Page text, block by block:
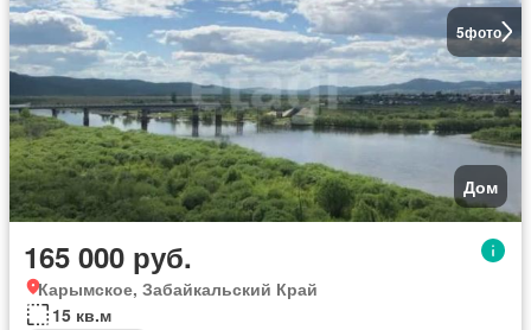
5фото
Дом
165 000 руб.
Карымское, Забайкальский Край
15 кв.м